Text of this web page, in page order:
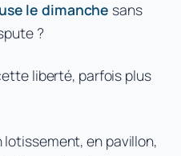
le dimanche sans
?
liberté, parfois plus
lotissement, en pavillon,